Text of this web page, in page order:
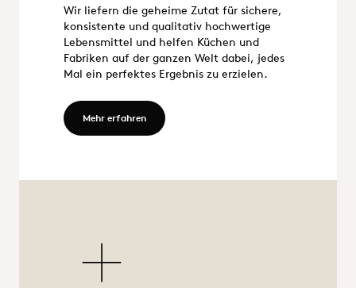
Food
Wir liefern die geheime Zutat für sichere,
konsistente und qualitativ hochwertige
Lebensmittel und helfen Küchen und
Fabriken auf der ganzen Welt dabei, jedes
Mal ein perfektes Ergebnis zu erzielen.
Mehr erfahrenMehr erfahren - Food